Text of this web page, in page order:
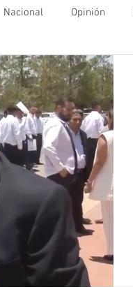
Nacional Opinión
Mineros LNBP